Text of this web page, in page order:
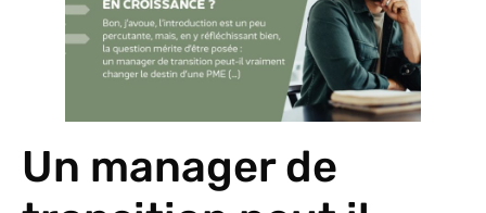
Un manager de